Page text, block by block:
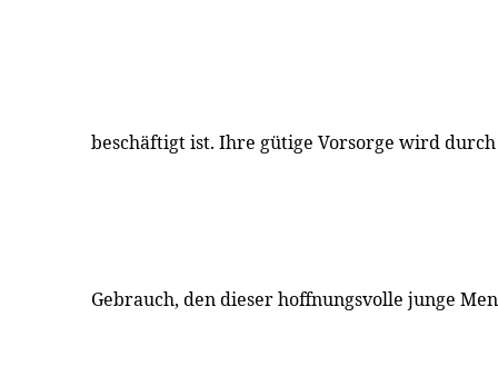
beschäftigt ist. Ihre gütige Vorsorge wird
Gebrauch, den dieser hoffnungsvolle junge